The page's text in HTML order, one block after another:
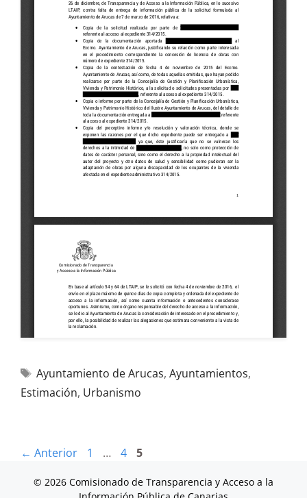
Ayuntamiento de Arucas, Ayuntamientos,
Estimación, Urbanismo
← Anterior 1 … 4 5
© 2026 Comisionado de Transparencia y Acceso a la